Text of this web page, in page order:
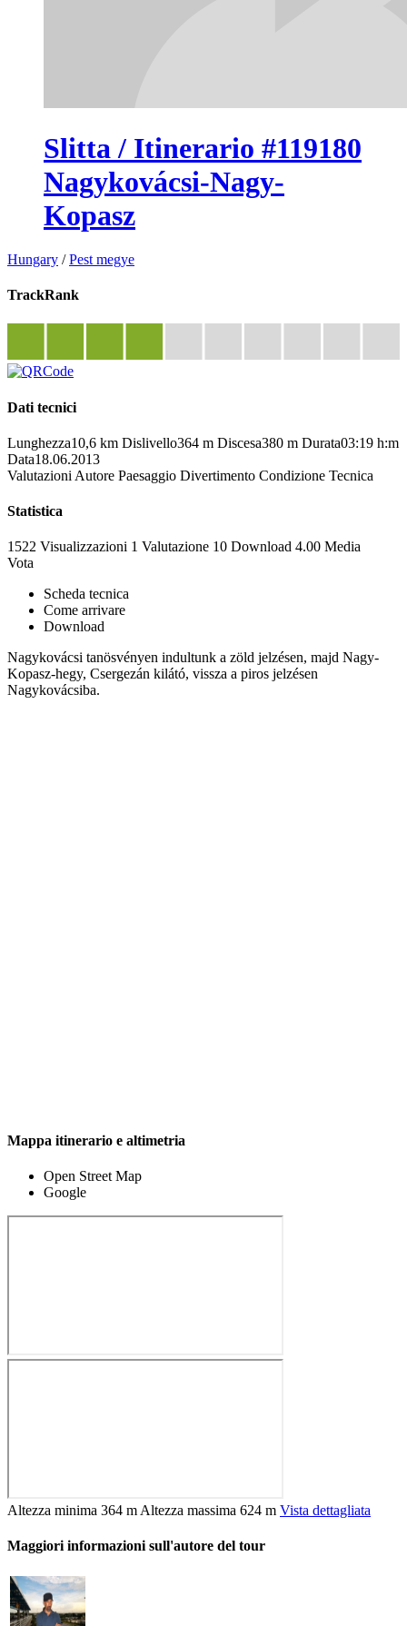
Slitta / Itinerario #119180
Nagykovácsi-Nagy-
Kopasz
Hungary /Pest megye
TrackRank
Dati tecnici
Lunghezza10,6 km Dislivello364 m Discesa380 m Durata03:19 h:m
Data18.06.2013
Valutazioni Autore Paesaggio Divertimento Condizione Tecnica
Statistica
1522 Visualizzazioni 1 Valutazione 10 Download 4.00 Media
Vota
Scheda tecnica
Come arrivare
Download
Nagykovácsi tanösvényen indultunk a zöld jelzésen, majd Nagy-
Kopasz-hegy, Csergezán kilátó, vissza a piros jelzésen
Nagykovácsiba.
Mappa itinerario e altimetria
Open Street Map
Google
Altezza minima 364 m Altezza massima 624 m Vista dettagliata
Maggiori informazioni sull'autore del tour